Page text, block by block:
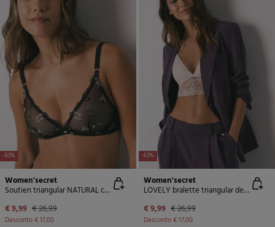
-63%
Women'secret
Soutien triangular NATURAL com tule bordado
€ 9,99 € 26,99
Desconto€ 17,00
-63%
Women'secret
LOVELY bralette triangular de renda rosa
€ 9,99 € 26,99
Desconto€ 17,00